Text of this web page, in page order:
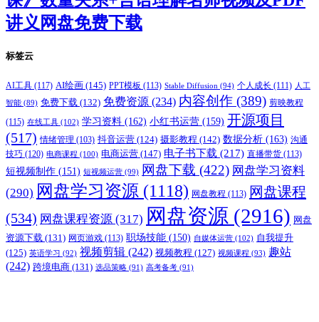
讲义网盘免费下载
标签云
AI工具 (117) AI绘画 (145) PPT模板 (113) Stable Diffusion (94) 个人成长 (111) 人工
智能 (89) 免费下载 (132) 免费资源 (234) 内容创作 (389) 剪映教程
(115) 在线工具 (102) 学习资料 (162) 小红书运营 (159) 开源项目
(517) 情绪管理 (103) 抖音运营 (124) 摄影教程 (142) 数据分析 (163) 沟通
技巧 (120) 电商课程 (100) 电商运营 (147) 电子书下载 (217) 直播带货 (113)
短视频制作 (151) 短视频运营 (99) 网盘下载 (422) 网盘学习资料
(290) 网盘学习资源 (1118) 网盘教程 (113) 网盘课程
(534) 网盘课程资源 (317) 网盘资源 (2916) 网盘
资源下载 (131) 网页游戏 (113) 职场技能 (150) 自媒体运营 (102) 自我提升
(125) 英语学习 (92) 视频剪辑 (242) 视频教程 (127) 视频课程 (93) 趣站
(242) 跨境电商 (131) 选品策略 (91) 高考备考 (91)